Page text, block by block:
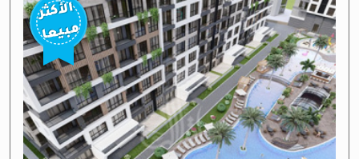
الأكثر
مبيعا